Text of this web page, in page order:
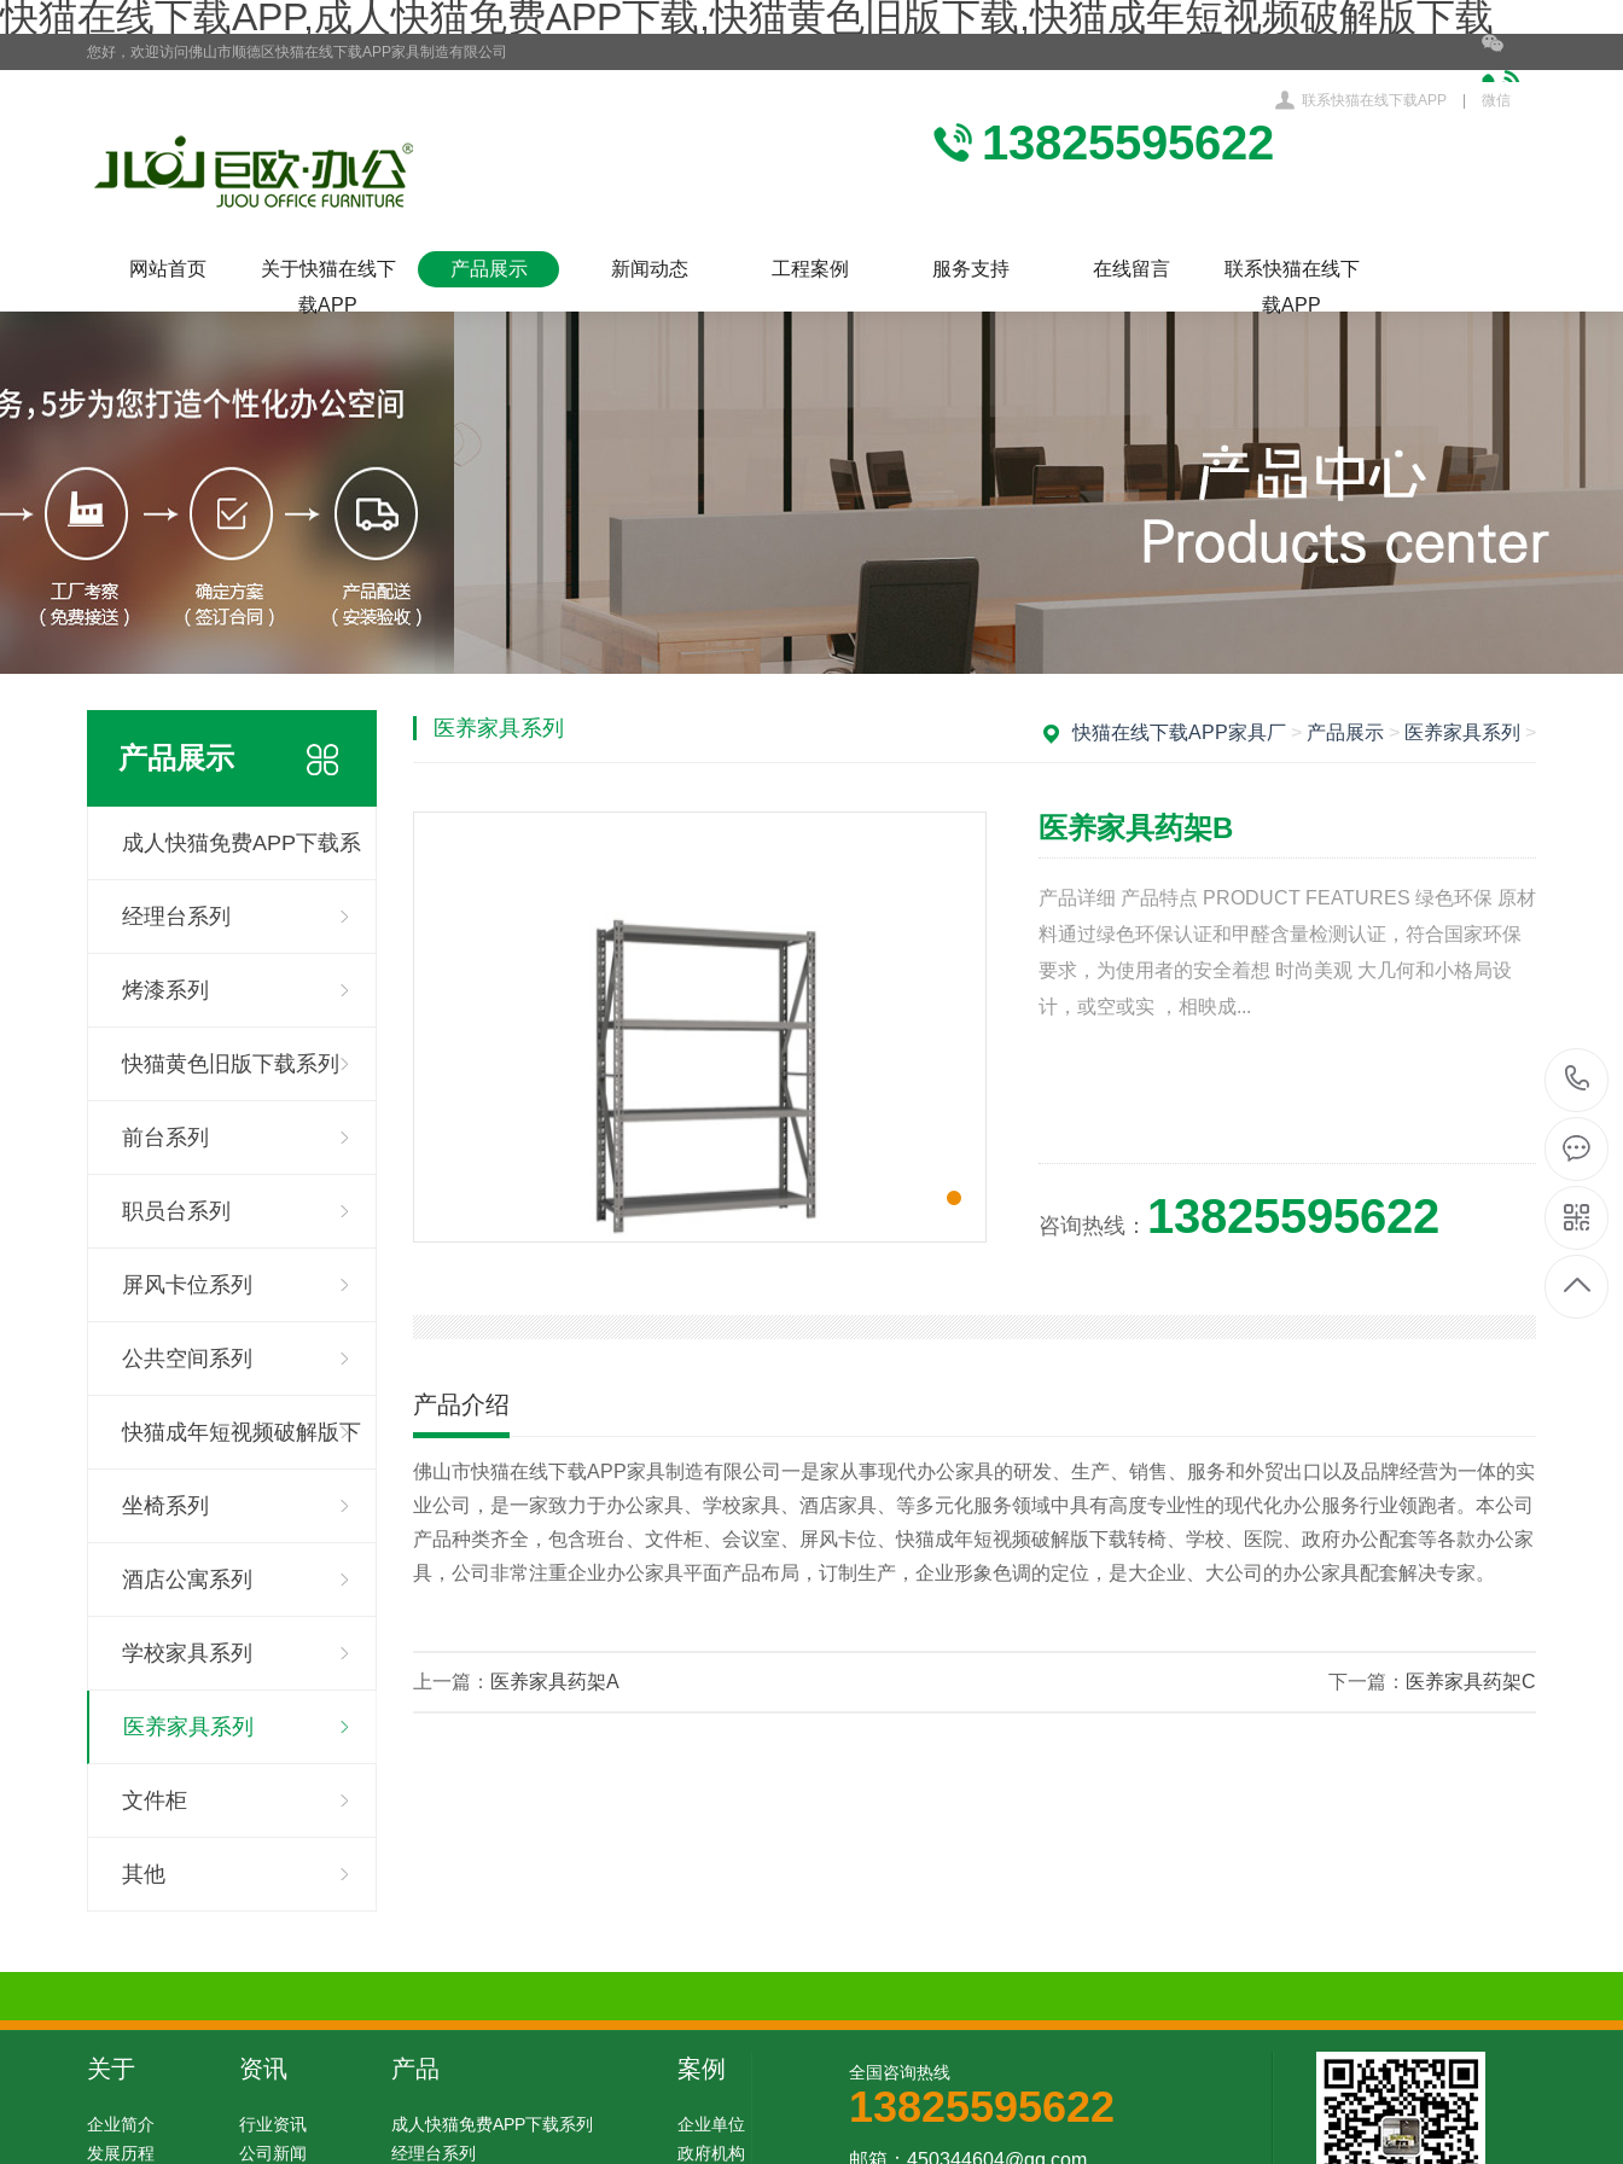
快猫在线下载APP,成人快猫免费APP下载,快猫黄色旧版下载,快猫成年短视频破解版下载
联系快猫在线下载APP 微信
您好，欢迎访问佛山市顺德区快猫在线下载APP家具制造有限公司
13825595622
网站首页
关于快猫在线下
载APP
产品展示 新闻动态 工程案例 服务支持 在线留言
联系快猫在线下
载APP
产品展示
成人快猫免费APP下载系
列
经理台系列
烤漆系列
快猫黄色旧版下载系列
前台系列
职员台系列
屏风卡位系列
公共空间系列
快猫成年短视频破解版下
载系列
坐椅系列
酒店公寓系列
学校家具系列
医养家具系列
文件柜
其他
快猫在线下载APP家具厂 > 产品展示 > 医养家具系列 >
医养家具系列
医养家具药架B
产品详细 产品特点 PRODUCT FEATURES 绿色环保 原材
料通过绿色环保认证和甲醛含量检测认证，符合国家环保
要求，为使用者的安全着想 时尚美观 大几何和小格局设
计，或空或实 ，相映成...
咨询热线： 13825595622
产品介绍
佛山市快猫在线下载APP家具制造有限公司一是家从事现代办公家具的研发、生产、销售、服务和外贸出口以及品牌经营为一体的实
业公司，是一家致力于办公家具、学校家具、酒店家具、等多元化服务领域中具有高度专业性的现代化办公服务行业领跑者。本公司
产品种类齐全，包含班台、文件柜、会议室、屏风卡位、快猫成年短视频破解版下载转椅、学校、医院、政府办公配套等各款办公家
具，公司非常注重企业办公家具平面产品布局，订制生产，企业形象色调的定位，是大企业、大公司的办公家具配套解决专家。
上一篇： 医养家具药架A 下一篇： 医养家具药架C
关于
企业简介
发展历程
资讯
行业资讯
公司新闻
产品
成人快猫免费APP下载系列
经理台系列
案例
企业单位
政府机构
全国咨询热线
13825595622
邮箱：450344604@qq.com‬